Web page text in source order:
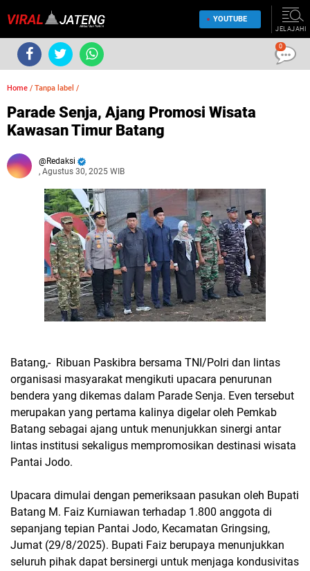
YOUTUBE
JELAJAHI
Home / Tanpa label /
Parade Senja, Ajang Promosi Wisata
Kawasan Timur Batang
Redaksi
, Agustus 30, 2025 WIB
Batang,- Ribuan Paskibra bersama TNI/Polri dan lintas
organisasi masyarakat mengikuti upacara penurunan
bendera yang dikemas dalam Parade Senja. Even tersebut
merupakan yang pertama kalinya digelar oleh Pemkab
Batang sebagai ajang untuk menunjukkan sinergi antar
lintas institusi sekaligus mempromosikan destinasi wisata
Pantai Jodo.
Upacara dimulai dengan pemeriksaan pasukan oleh Bupati
Batang M. Faiz Kurniawan terhadap 1.800 anggota di
sepanjang tepian Pantai Jodo, Kecamatan Gringsing,
Jumat (29/8/2025). Bupati Faiz berupaya menunjukkan
seluruh pihak dapat bersinergi untuk menjaga kondusivitas
0